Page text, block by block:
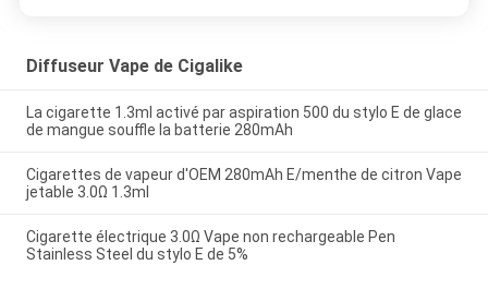
Diffuseur Vape de Cigalike
La cigarette 1.3ml activé par aspiration 500 du stylo E de glace
de mangue souffle la batterie 280mAh
Cigarettes de vapeur d'OEM 280mAh E/menthe de citron Vape
jetable 3.0Ω 1.3ml
Cigarette électrique 3.0Ω Vape non rechargeable Pen
Stainless Steel du stylo E de 5%